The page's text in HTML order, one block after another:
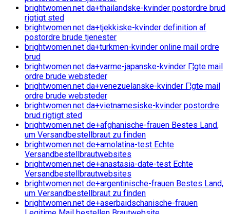
brightwomen.net da+thailandske-kvinder postordre brud
rigtigt sted
brightwomen.net da+tjekkiske-kvinder definition af
postordre brude tjenester
brightwomen.net da+turkmen-kvinder online mail ordre
brud
brightwomen.net da+varme-japanske-kvinder Г¦gte mail
ordre brude websteder
brightwomen.net da+venezuelanske-kvinder Г¦gte mail
ordre brude websteder
brightwomen.net da+vietnamesiske-kvinder postordre
brud rigtigt sted
brightwomen.net de+afghanische-frauen Bestes Land,
um Versandbestellbraut zu finden
brightwomen.net de+amolatina-test Echte
Versandbestellbrautwebsites
brightwomen.net de+anastasia-date-test Echte
Versandbestellbrautwebsites
brightwomen.net de+argentinische-frauen Bestes Land,
um Versandbestellbraut zu finden
brightwomen.net de+aserbaidschanische-frauen